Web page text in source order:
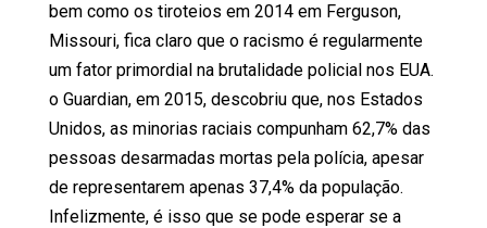
bem como os tiroteios em 2014 em Ferguson,
Missouri, fica claro que o racismo é regularmente
um fator primordial na brutalidade policial nos EUA.
o Guardian, em 2015, descobriu que, nos Estados
Unidos, as minorias raciais compunham 62,7% das
pessoas desarmadas mortas pela polícia, apesar
de representarem apenas 37,4% da população.
Infelizmente, é isso que se pode esperar se a